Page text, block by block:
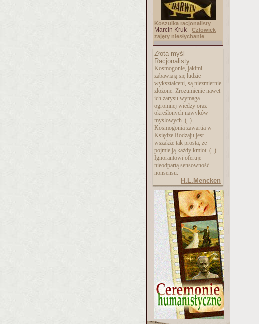
Koszulka racjonalisty
Marcin Kruk - Człowiek
zajęty niesłychanie
Złota myśl
Racjonalisty:
Kosmogonie, jakimi
zabawiają się ludzie
wykształceni, są niezmiernie
złożone. Zrozumienie nawet
ich zarysu wymaga
ogromnej wiedzy oraz
określonych nawyków
myślowych. (..)
Kosmogonia zawartia w
Księdze Rodzaju jest
wszakże tak prosta, że
pojmie ją każdy kmiot. (..)
Ignorantowi oferuje
nieodpartą sensowność
nonsensu.
H.L.Mencken